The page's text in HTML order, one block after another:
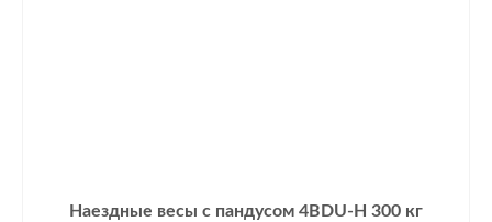
Наездные весы с пандусом 4BDU-Н 300 кг